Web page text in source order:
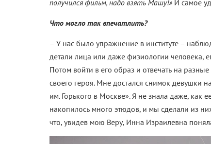
получился фильм, надо взять Машу!» И самое
Что могло так впечатлить?
– У нас было упражнение в институте –
детали лица или даже физиологии человека,
Потом войти в его образ и отвечать на
своего героя. Мне достался снимок девушки
им. Горького в Москве». Я не знала даже, как
накопилось много этюдов, и мы сделали из
что, увидев мою Веру, Инна Израилевна